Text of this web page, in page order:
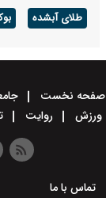
طلای آبشده
صفحه نخست
ورزش
روایت
تماس با ما